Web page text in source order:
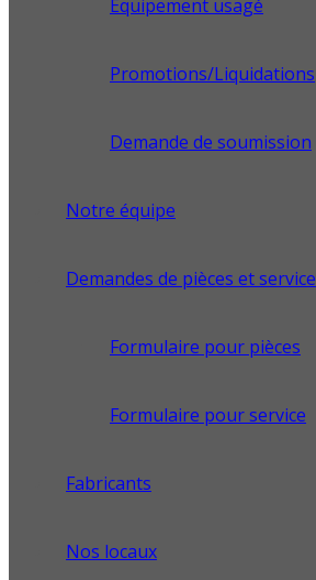
Équipement usagé
Promotions/Liquidations
Demande de soumission
Notre équipe
Demandes de pièces et service
Formulaire pour pièces
Formulaire pour service
Fabricants
Nos locaux